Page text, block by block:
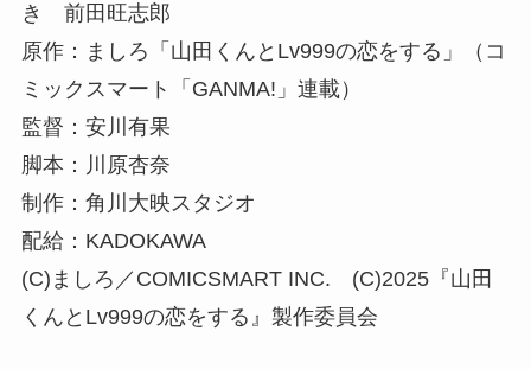
き 前田旺志郎
原作：ましろ「山田くんとLv999の恋をする」（コ
ミックスマート「GANMA!」連載）
監督：安川有果
脚本：川原杏奈
制作：角川大映スタジオ
配給：KADOKAWA
(C)ましろ／COMICSMART INC. (C)2025『山田
くんとLv999の恋をする』製作委員会